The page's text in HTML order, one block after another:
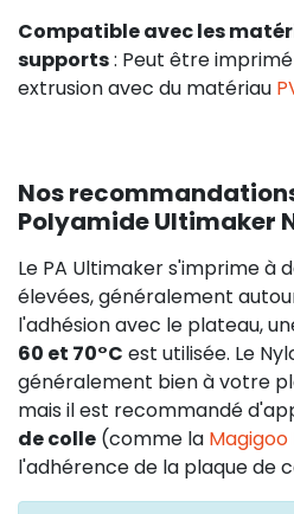
Compatible avec les
supports: Peut être
extrusion avec du matériau
Nos
Polyamide Ultimaker
Le PA Ultimaker s'imprime à
élevées, généralement
l'adhésion avec le plateau,
60 et 70°C est utilisée. Le
généralement bien à votre
mais il est recommandé
de colle (comme la Magigoo
l'adhérence de la plaque de